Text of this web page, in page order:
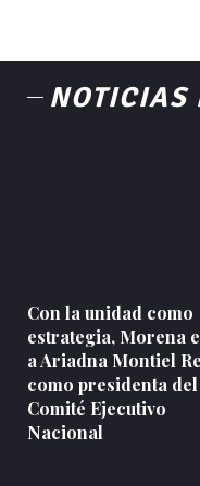
NOTICIAS
Con la unidad como
estrategia, Morena
a Ariadna Montiel
como presidenta del
Comité Ejecutivo
Nacional